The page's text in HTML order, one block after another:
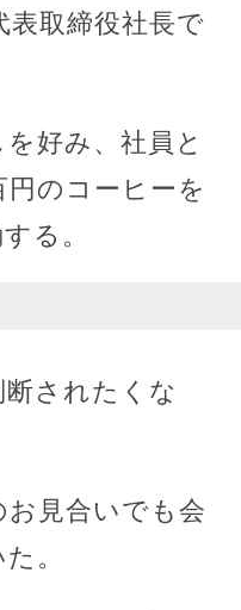
取締役社長で
好み、社員と
のコーヒーを
る。
されたくな
見合いでも会
。